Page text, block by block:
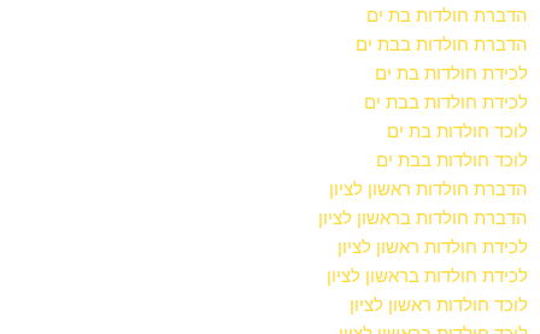
הדברת חולדות בת ים
הדברת חולדות בבת ים
לכידת חולדות בת ים
לכידת חולדות בבת ים
לוכד חולדות בת ים
לוכד חולדות בבת ים
הדברת חולדות ראשון לציון
הדברת חולדות בראשון לציון
לכידת חולדות ראשון לציון
לכידת חולדות בראשון לציון
לוכד חולדות ראשון לציון